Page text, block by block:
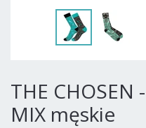
THE CHOSEN
MIX męskie